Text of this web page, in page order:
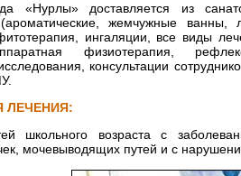
«Нурлы» доставляется из
(ароматические, жемчужные
ингаляции, все виды
физиотерапия,
консультации
ЛЕЧЕНИЯ:
школьного возраста с
мочевыводящих путей и с